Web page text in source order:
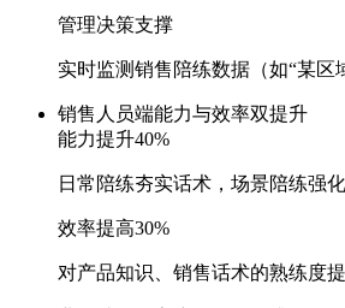
管理决策支撑
实时监测销售陪练数据（如“某区域
销售人员端能力与效率双提升
能力提升40%
日常陪练夯实话术，场景陪练强
效率提高30%
对产品知识、销售话术的熟练度提